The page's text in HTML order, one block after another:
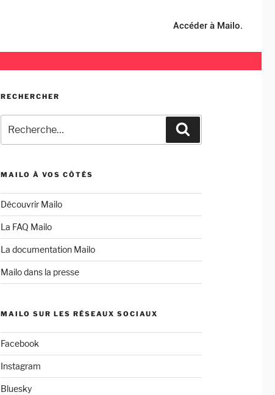
Accéder à Mailo.
RECHERCHER
pour
:
MAILO À VOS CÔTÉS
Découvrir Mailo
La FAQ Mailo
La documentation Mailo
Mailo dans la presse
MAILO SUR LES RÉSEAUX SOCIAUX
Facebook
Instagram
Bluesky